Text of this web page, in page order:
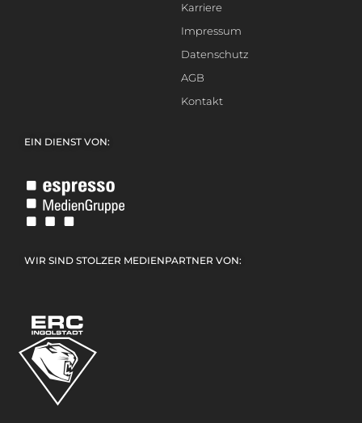
Karriere
Impressum
Datenschutz
AGB
Kontakt
EIN DIENST VON:
WIR SIND STOLZER MEDIENPARTNER VON: